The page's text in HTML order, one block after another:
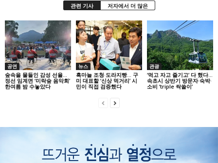
관련 기사 저자에서 더 많은
공연
숲속을 물들인 감성 선율…
정선 임계면 ‘미락숲 음악회’
한여름 밤 수놓았다
뉴스
흑마늘 조청·도라지빵… 구
미 대표할 ‘신상 먹거리’ 시
민이 직접 검증했다
관광
‘먹고 자고 즐기고’ 다 했다…
속초시 상반기 방문자·숙박·
소비 ‘triple 싹쓸이’